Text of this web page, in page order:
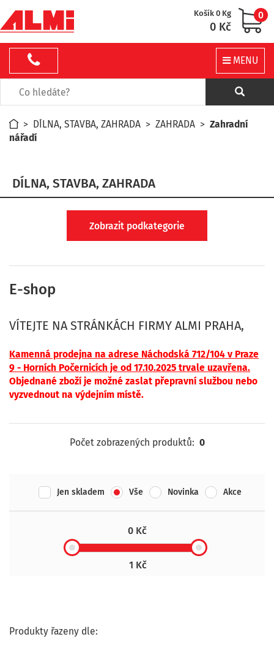
Košík 0 Kg
0 Kč
0
MENU
> DÍLNA, STAVBA, ZAHRADA > ZAHRADA > Zahradní
nářadí
DÍLNA, STAVBA, ZAHRADA
Zobrazit podkategorie
E-shop
VÍTEJTE NA STRÁNKÁCH FIRMY ALMI PRAHA,
Kamenná prodejna na adrese Náchodská 712/104 v Praze
9 - Horních Počernicích je od 17.10.2025 trvale uzavřena.
Objednané zboží je možné zaslat přepravní službou nebo
vyzvednout na výdejním místě.
Počet zobrazených produktů: 0
Jen skladem Vše Novinka Akce
0 Kč
1 Kč
Produkty řazeny dle: